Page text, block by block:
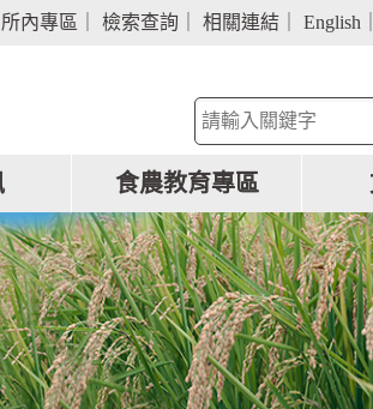
所內專區 檢索查詢 相關連結 English
關
鍵
查
詢
食農教育專區